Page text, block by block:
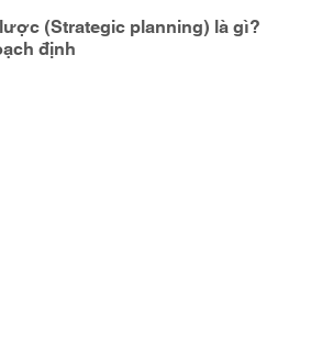
(Strategic planning) là gì?
định